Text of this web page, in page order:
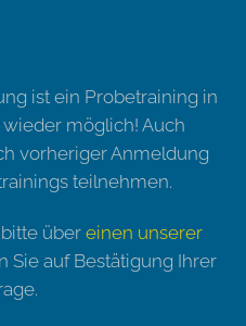
ist ein Probetraining in
möglich! Auch
vorheriger Anmeldung
teilnehmen.
übereinen unserer
Sie auf Bestätigung Ihrer